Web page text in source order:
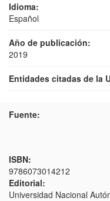
Idioma:
Español
Año de publicación:
2019
Entidades citadas de la
Fuente:
ISBN:
9786073014212
Editorial:
Universidad Nacional